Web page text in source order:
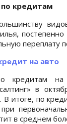
по кредитам
постепенно
переплату
на авто
кредитам
в
итоге, по
в среднем